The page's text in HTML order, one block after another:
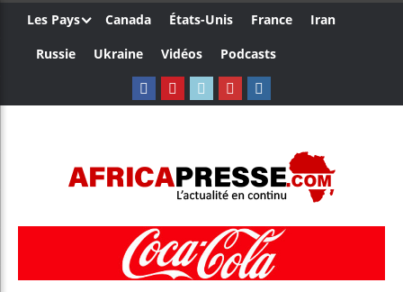
Les Pays Canada États-Unis France
Iran
Russie
Ukraine Vidéos Podcasts